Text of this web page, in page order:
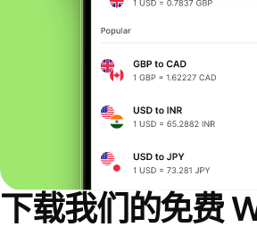
下载我们的免费